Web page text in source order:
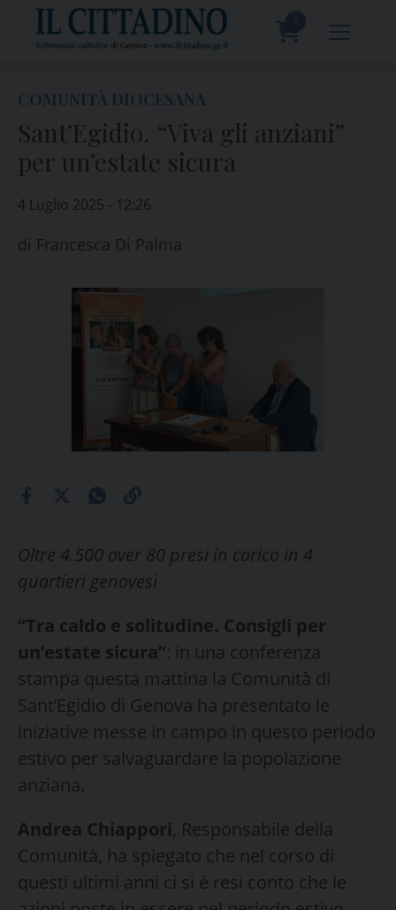
content
Sant’Egidio. “Viva gli anziani”
per un’estate sicura
4 Luglio 2025 - 12:26
di Francesca Di Palma
Oltre 4.500 over 80 presi in carico in 4
quartieri genovesi
“Tra caldo e solitudine. Consigli per
un’estate sicura”: in una conferenza
stampa questa mattina la Comunità di
Sant’Egidio di Genova ha presentato le
iniziative messe in campo in questo periodo
estivo per salvaguardare la popolazione
anziana.
Andrea Chiappori, Responsabile della
Comunità, ha spiegato che nel corso di
questi ultimi anni ci si è resi conto che le